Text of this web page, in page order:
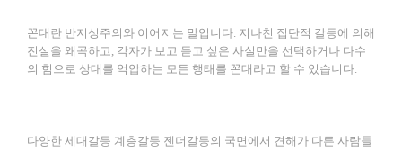
꼰대란 반지성주의와 이어지는 말입니다. 지나친 집단적 갈등에 의해
진실을 왜곡하고, 각자가 보고 듣고 싶은 사실만을 선택하거나 다수
의 힘으로 상대를 억압하는 모든 행태를 꼰대라고 할 수 있습니다.
다양한 세대갈등 계층갈등 젠더갈등의 국면에서 견해가 다른 사람들